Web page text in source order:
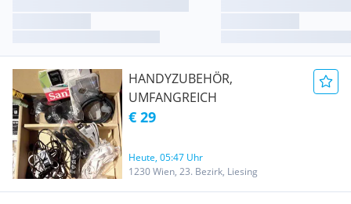
HANDYZUBEHÖR,
UMFANGREICH
€ 29
Heute, 05:47 Uhr
1230 Wien, 23. Bezirk, Liesing